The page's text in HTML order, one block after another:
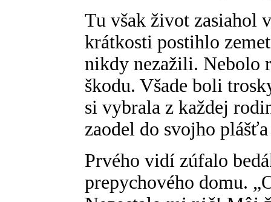
Tu však život zasiahol
krátkosti postihlo
nikdy nezažili. Nebolo
škodu. Všade boli
si vybrala z každej
zaodel do svojho
Prvého vidí zúfalo
prepychového domu.